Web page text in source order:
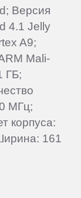
Версия
4.1 Jelly
A9;
Mali-
ГБ;
МГц;
корпуса:
161